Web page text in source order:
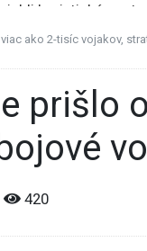
si vyžiadala
ako 2-tisíc vojakov,
420